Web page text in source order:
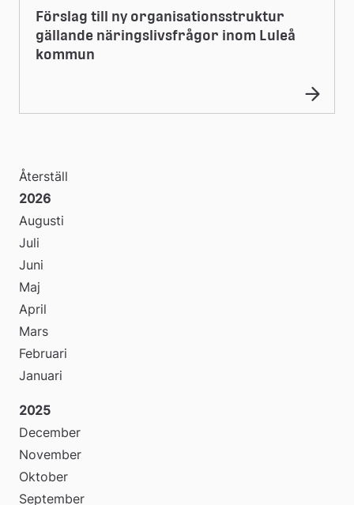
Förslag till ny organisationsstruktur
gällande näringslivsfrågor inom Luleå
kommun
Återställ
2026
Augusti
Juli
Juni
Maj
April
Mars
Februari
Januari
2025
December
November
Oktober
September